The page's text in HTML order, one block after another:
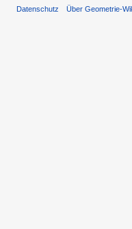
Datenschutz Über Geometrie-